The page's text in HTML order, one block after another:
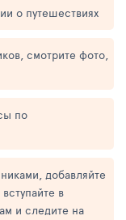
о путешествиях
смотрите фото,
по
добавляйте
в
и следите на